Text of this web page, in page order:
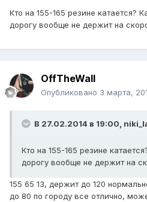
Кто на 155-165 резине катается?
дорогу вообще не держит на
OffTheWall
Опубликовано 3 марта,
В 27.02.2014 в 19:00,
Кто на 155-165 резине
дорогу вообще не держит на
155 65 13, держит до 120
до 80 по городу все отлично,